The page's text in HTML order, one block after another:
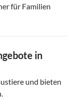
für Familien
in
und bieten